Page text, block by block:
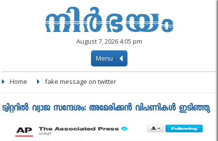
August 7, 2026 4:05 pm
Menu
Home fake message on twitter
ട്വിറ്ററില്‍ വ്യാജ സന്ദേശം: അമേരിക്കന്‍ വിപണികള്‍ ഇടിഞ്ഞു